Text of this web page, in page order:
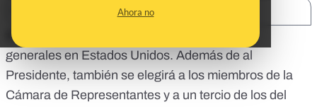
Ahora no
El 3 de noviembre se celebran las elecciones
generales en Estados Unidos. Además de al
Presidente, también se elegirá a los miembros de la
Cámara de Representantes y a un tercio de los del